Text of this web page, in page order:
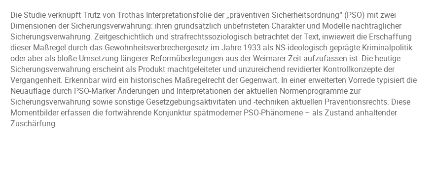
Die Studie verknüpft Trutz von Trothas Interpretationsfolie der „präventiven Sicherheitsordnung“ (PSO) mit zwei
Dimensionen der Sicherungsverwahrung: ihren grundsätzlich unbefristeten Charakter und Modelle nachträglicher
Sicherungsverwahrung. Zeitgeschichtlich und strafrechtssoziologisch betrachtet der Text, inwieweit die Erschaffung
dieser Maßregel durch das Gewohnheitsverbrechergesetz im Jahre 1933 als NS-ideologisch geprägte Kriminalpolitik
oder aber als bloße Umsetzung längerer Reformüberlegungen aus der Weimarer Zeit aufzufassen ist. Die heutige
Sicherungsverwahrung erscheint als Produkt machtgeleiteter und unzureichend revidierter Kontrollkonzepte der
Vergangenheit. Erkennbar wird ein historisches Maßregelrecht der Gegenwart. In einer erweiterten Vorrede typisiert die
Neuauflage durch PSO-Marker Änderungen und Interpretationen der aktuellen Normenprogramme zur
Sicherungsverwahrung sowie sonstige Gesetzgebungsaktivitäten und -techniken aktuellen Präventionsrechts. Diese
Momentbilder erfassen die fortwährende Konjunktur spätmoderner PSO-Phänomene – als Zustand anhaltender
Zuschärfung.